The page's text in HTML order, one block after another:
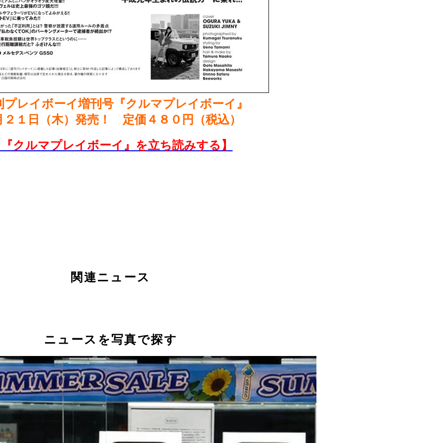
プレイボーイ増刊号『クルマプレイボーイ』
２１日（木）発売！ 定価４８０円（税込）
クルマプレイボーイ』を立ち読みする】
関連ニュース
ニュースを写真で探す